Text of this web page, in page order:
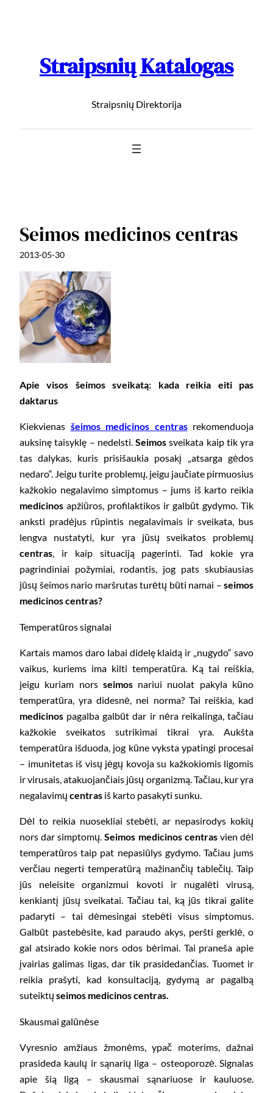
Straipsnių Katalogas
Straipsnių Direktorija
Seimos medicinos centras
2013-05-30
Apie visos šeimos sveikatą: kada reikia eiti pas
daktarus
Kiekvienas šeimos medicinos centrasrekomenduoja
auksinę taisyklę – nedelsti. Seimos sveikata kaip tik yra
tas dalykas, kuris prisišaukia posakį „atsarga gėdos
nedaro“. Jeigu turite problemų, jeigu jaučiate pirmuosius
kažkokio negalavimo simptomus – jums iš karto reikia
medicinos apžiūros, profilaktikos ir galbūt gydymo. Tik
anksti pradėjus rūpintis negalavimais ir sveikata, bus
lengva nustatyti, kur yra jūsų sveikatos problemų
centras, ir kaip situaciją pagerinti. Tad kokie yra
pagrindiniai požymiai, rodantis, jog pats skubiausias
jūsų šeimos nario maršrutas turėtų būti namai – seimos
medicinos centras?
Temperatūros signalai
Kartais mamos daro labai didelę klaidą ir „nugydo“ savo
vaikus, kuriems ima kilti temperatūra. Ką tai reiškia,
jeigu kuriam nors seimosnariui nuolat pakyla kūno
temperatūra, yra didesnė, nei norma? Tai reiškia, kad
medicinos pagalba galbūt dar ir nėra reikalinga, tačiau
kažkokie sveikatos sutrikimai tikrai yra. Aukšta
temperatūra išduoda, jog kūne vyksta ypatingi procesai
– imunitetas iš visų jėgų kovoja su kažkokiomis ligomis
ir virusais, atakuojančiais jūsų organizmą. Tačiau, kur yra
negalavimų centras iš karto pasakyti sunku.
Dėl to reikia nuosekliai stebėti, ar nepasirodys kokių
nors dar simptomų.Seimos medicinos centrasvien dėl
temperatūros taip pat nepasiūlys gydymo. Tačiau jums
verčiau negerti temperatūrą mažinančių tablečių. Taip
jūs neleisite organizmui kovoti ir nugalėti virusą,
kenkiantį jūsų sveikatai. Tačiau tai, ką jūs tikrai galite
padaryti – tai dėmesingai stebėti visus simptomus.
Galbūt pastebėsite, kad paraudo akys, peršti gerklė, o
gal atsirado kokie nors odos bėrimai. Tai praneša apie
įvairias galimas ligas, dar tik prasidedančias. Tuomet ir
reikia prašyti, kad konsultaciją, gydymą ar pagalbą
suteiktų seimos medicinos centras.
Skausmai galūnėse
Vyresnio amžiaus žmonėms, ypač moterims, dažnai
prasideda kaulų ir sąnarių liga – osteoporozė. Signalas
apie šią ligą – skausmai sąnariuose ir kauluose.